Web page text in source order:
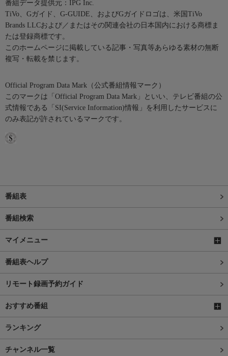
番組データ提供元：IPG Inc.
TiVo、Gガイド、G-GUIDE、およびGガイドロゴは、米国TiVo
Brands LLCおよび／またはその関連会社の日本国内における商標ま
たは登録商標です。
このホームページに掲載している記事・写真等あらゆる素材の無断
複写・転載を禁じます。
Official Program Data Mark（公式番組情報マーク）
このマークは「Official Program Data Mark」といい、テレビ番組の公
式情報である「SI(Service Information)情報」を利用したサービスに
のみ表記が許されているマークです。
番組表
番組検索
マイメニュー
番組表ヘルプ
リモート録画予約ガイド
おすすめ番組
ランキング
チャンネル一覧